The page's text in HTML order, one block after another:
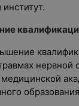
нервной